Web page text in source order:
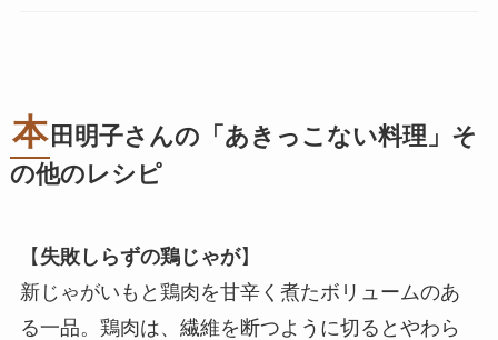
本 田明子さんの「あきっこない料理」そ
の他のレシピ
【 失敗しらずの鶏じゃが】
新じゃがいもと鶏肉を甘辛く煮たボリュームのあ
る一品。鶏肉は、繊維を断つように切るとやわら